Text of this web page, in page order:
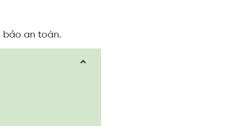
bảo an toàn.